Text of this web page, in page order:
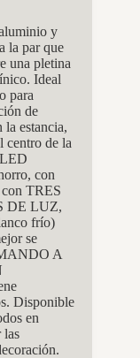
y
la par que
una pletina
Ideal
para
de
estancia,
centro de la
con
TRES
DE LUZ,
frío)
se
A
Disponible
en
las